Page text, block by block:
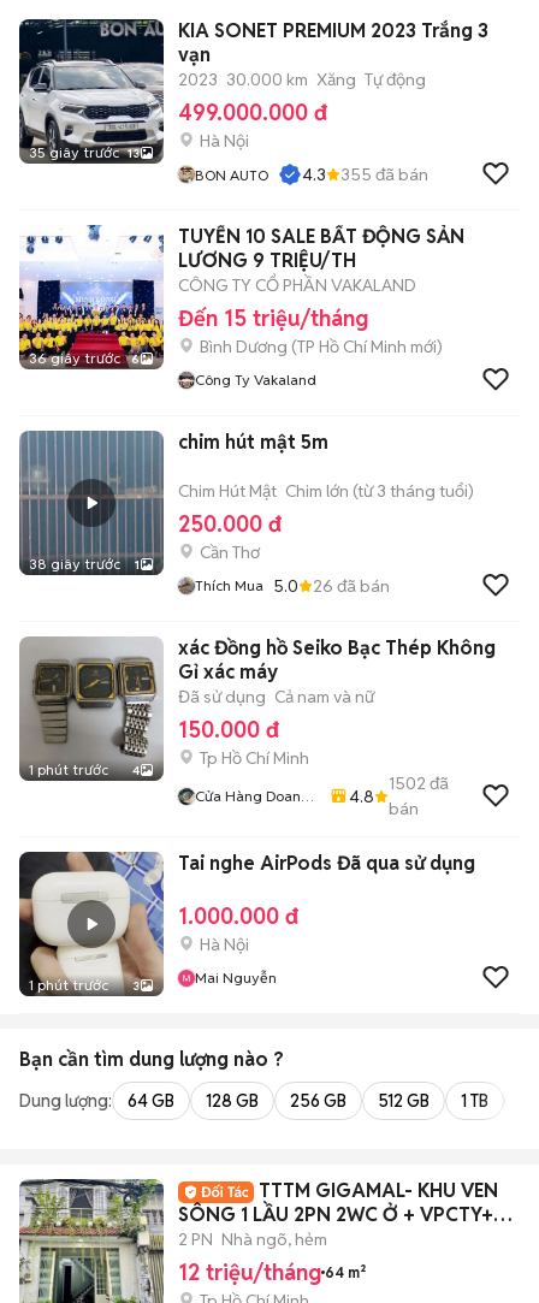
35 giây trước 13
KIA SONET PREMIUM 2023 Trắng 3
vạn
2023 30.000 km Xăng Tự động
499.000.000 đ
Hà Nội
BON AUTO 4.3 355 đã bán
36 giây trước 6
TUYỂN 10 SALE BẤT ĐỘNG SẢN
LƯƠNG 9 TRIỆU/TH
CÔNG TY CỔ PHẦN VAKALAND
Đến 15 triệu/tháng
Bình Dương (TP Hồ Chí Minh mới)
Công Ty Vakaland
38 giây trước 1
chim hút mật 5m
Chim Hút Mật Chim lớn (từ 3 tháng tuổi)
250.000 đ
Cần Thơ
Thích Mua 5.0 26 đã bán
1 phút trước 4
xác Đồng hồ Seiko Bạc Thép Không
Gỉ xác máy
Đã sử dụng Cả nam và nữ
150.000 đ
Tp Hồ Chí Minh
Cửa Hàng Doan
4.8
1502 đã
bán
1 phút trước 3
Tai nghe AirPods Đã qua sử dụng
1.000.000 đ
Hà Nội
Mai Nguyễn
Bạn cần tìm dung lượng nào ?
Dung lượng: 64 GB 128 GB 256 GB 512 GB 1 TB
TTTM GIGAMAL- KHU VEN
SÔNG 1 LẦU 2PN 2WC Ở + VPCTY+
KD ONLINE
2 PN Nhà ngõ, hẻm
12 triệu/tháng 64 m²